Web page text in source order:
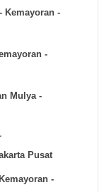
Kemayoran -
-
Mulya -
Pusat
-